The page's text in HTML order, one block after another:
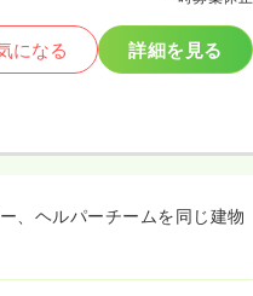
になる 詳細を見る
、ヘルパーチームを同じ建物